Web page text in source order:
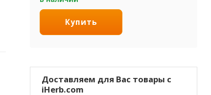
Купить
Доставляем для Вас товары с
iHerb.com